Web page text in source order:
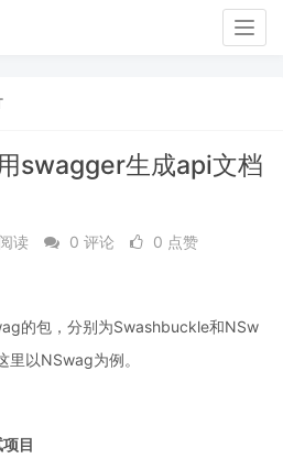
swagger生成api文档
读 0 评论 0 点赞
的包，分别为Swashbuckle和NSw
以NSwag为例。
目